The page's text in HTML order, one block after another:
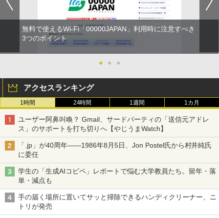
無料で使えるWi-Fi「00000JAPAN」利用時に注意すべき
3つのポイント
● ● ●
アクセスランキング
1時間 24時間 1週間 1カ月
ユーザー阿鼻叫喚？ Gmail、サードパーティの「送信元アドレ
ス」のサポートを打ち切りへ【やじうまWatch】
「.jp」が40周年――1986年8月5日、Jon Postel氏から村井純氏
に委任
学生の「生成AIコピペ」レポートで悩む大学教員たち。留年・落
単・減点も
手の届く場所に置いてサッと掃除できるハンディクリーナー、ニ
トリが発売